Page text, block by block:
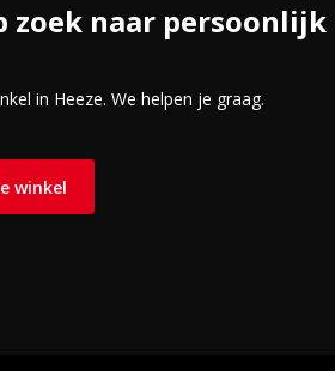
zoek naar persoonlijk
in Heeze. We helpen je graag.
winkel